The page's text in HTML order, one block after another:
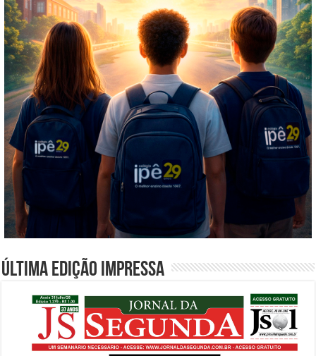
Última edição impressa